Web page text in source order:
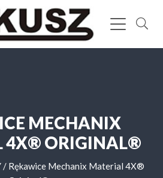
MECHANIX
4X® ORIGINAL®
/ Rękawice Mechanix Material 4X®